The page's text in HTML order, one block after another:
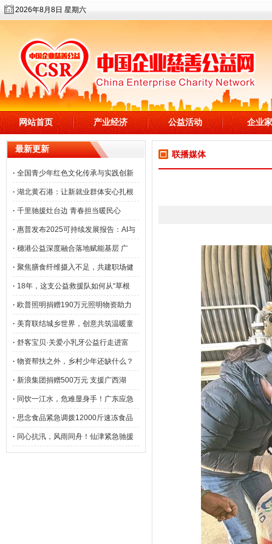
2026年8月8日 星期六
网站首页 产业经济 公益活动 企业家
最新更新
· 全国青少年红色文化传承与实践创新
· 湖北黄石港：让新就业群体安心扎根
· 千里驰援灶台边 青春担当暖民心
· 惠普发布2025可持续发展报告：AI与
· 穗港公益深度融合落地赋能基层 广
· 聚焦膳食纤维摄入不足，共建职场健
· 18年，这支公益救援队如何从“草根
· 欧普照明捐赠190万元照明物资助力
· 美育联结城乡世界，创意共筑温暖童
· 舒客宝贝·关爱小乳牙公益行走进富
· 物资帮扶之外，乡村少年还缺什么？
· 新浪集团捐赠500万元 支援广西湖
· 同饮一江水，危难显身手！广东应急
· 思念食品紧急调拨12000斤速冻食品
· 同心抗汛，风雨同舟！仙津紧急驰援
联播媒体